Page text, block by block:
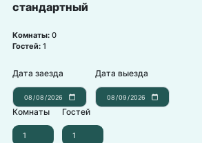
стандартный
Комнаты: 0
Гостей: 1
Дата заезда Дата выезда
Комнаты Гостей